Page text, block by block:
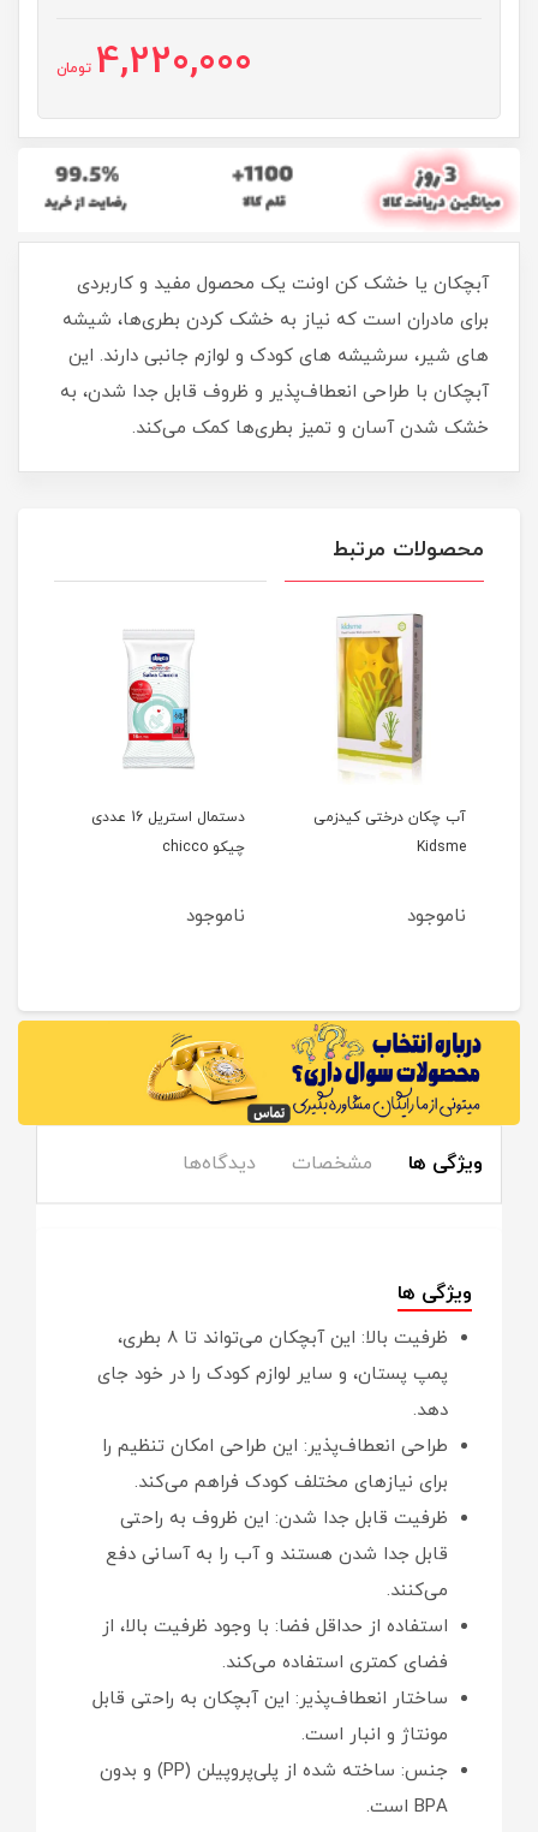
4,220,000 تومان
آبچکان یا خشک کن اونت یک محصول مفید و کاربردی
برای مادران است که نیاز به خشک کردن بطری‌ها، شیشه
های شیر، سرشیشه های کودک و لوازم جانبی دارند. این
آبچکان با طراحی انعطاف‌پذیر و ظروف قابل جدا شدن، به
خشک شدن آسان و تمیز بطری‌ها کمک می‌کند.
محصولات مرتبط
آب چکان درختی کیدزمی
Kidsme
ناموجود
دستمال استریل 16 عددی
چیکو chicco
ناموجود
ویژگی ها مشخصات دیدگاه‌ها
ویژگی ها
ظرفیت بالا: این آبچکان می‌تواند تا 8 بطری،
پمپ پستان، و سایر لوازم کودک را در خود جای
دهد.
طراحی انعطاف‌پذیر: این طراحی امکان تنظیم را
برای نیازهای مختلف کودک فراهم می‌کند.
ظرفیت قابل جدا شدن: این ظروف به راحتی
قابل جدا شدن هستند و آب را به آسانی دفع
می‌کنند.
استفاده از حداقل فضا: با وجود ظرفیت بالا، از
فضای کمتری استفاده می‌کند.
ساختار انعطاف‌پذیر: این آبچکان به راحتی قابل
مونتاژ و انبار است.
جنس: ساخته شده از پلی‌پروپیلن (PP) و بدون
BPA است.